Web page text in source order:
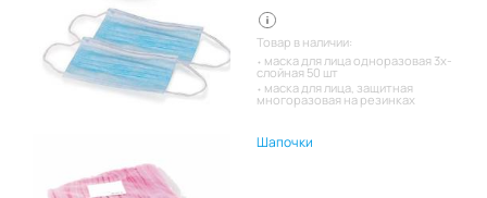
Товар в наличии:
маска для лица одноразовая 3х-
слойная 50 шт
маска для лица, защитная
многоразовая на резинках
Шапочки